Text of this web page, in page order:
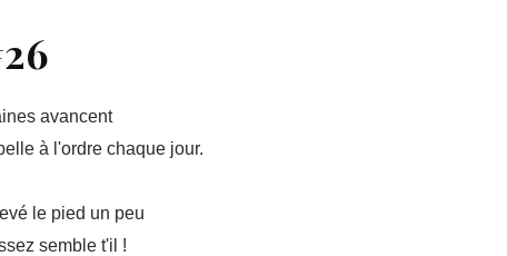
avancent
à l'ordre chaque jour.
le pied un peu
semble t'il !